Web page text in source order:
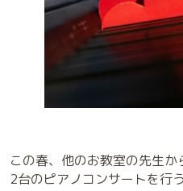
この春、他のお教室の先生か
2台のピアノコンサートを行